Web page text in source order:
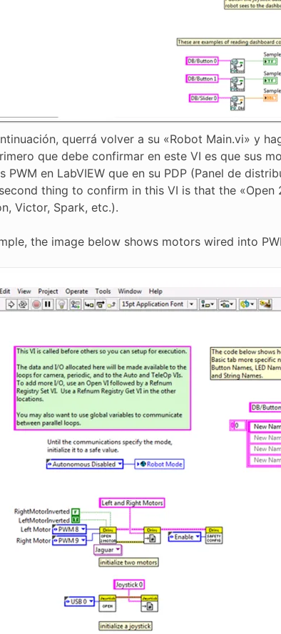
querrá volver a su «Robot Main.vi» y
que debe confirmar en este VI es que sus
PWM en LabVIEW que en su PDP (Panel de
thing to confirm in this VI is that the
Victor, Spark, etc.).
the image below shows motors wired into